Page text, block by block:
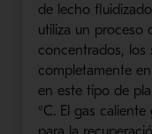
de lecho
utiliza un proceso
concentrados, los
completamente
en este tipo de
°C. El gas